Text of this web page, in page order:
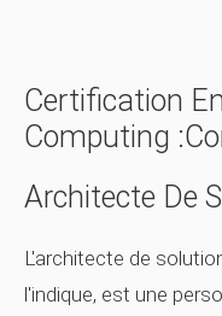
Certification
Computing
Architecte De
L'architecte de
l'indique, est une